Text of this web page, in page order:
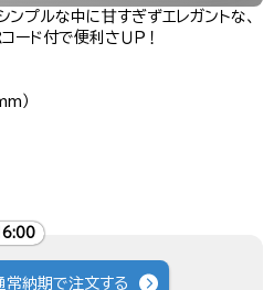
プルな中に甘すぎずエレガントな、
ード付で便利さＵＰ！
）
常納期で注文する